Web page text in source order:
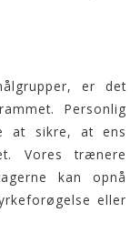
er det
Personlig
at sikre, at ens
Vores trænere
kan opnå
eller